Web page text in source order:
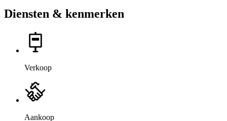
Diensten & kenmerken
Verkoop
Aankoop